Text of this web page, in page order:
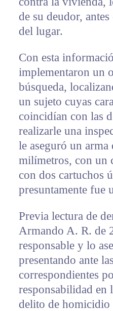
de su deudor,
del lugar.
Con esta
implementaron un
búsqueda,
un sujeto cuyas
coincidían con las
realizarle una
le aseguró un
milímetros, con un
con dos cartuchos
presuntamente fue
Previa lectura de
Armando A. R. de
responsable y lo
presentando ante
correspondientes
responsabilidad en
delito de homicidio